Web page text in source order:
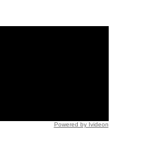
Powered by Ivideon